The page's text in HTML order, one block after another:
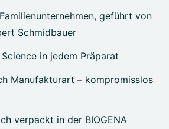
geführt von
Schmidbauer
in jedem Präparat
Manufakturart – kompromisslos
verpackt in der BIOGENA